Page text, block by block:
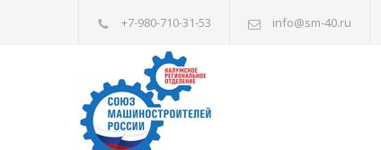
+7-980-710-31-53 info@sm-40.ru